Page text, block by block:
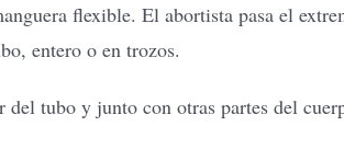
flexible. El abortista pasa el
entero o en trozos.
tubo y junto con otras partes del